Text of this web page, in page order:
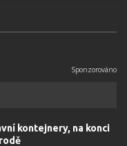
kontejnery, na konci